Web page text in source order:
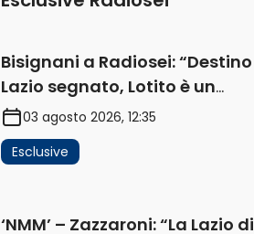
Bisignani a Radiosei: “Destino
Lazio segnato, Lotito è un
problema, la chiave sono
Flaminio e politica. La
protesta e gli interessi dei
03 agosto 2026, 12:35
Esclusive
‘NMM’ – Zazzaroni: “La Lazio di